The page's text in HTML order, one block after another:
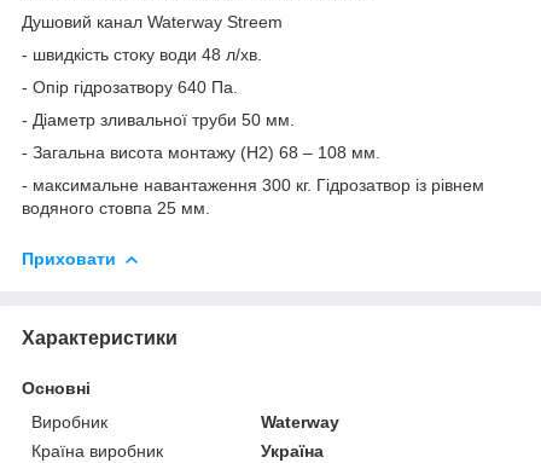
Душовий канал Waterway Streem
- швидкість стоку води 48 л/хв.
- Опір гідрозатвору 640 Па.
- Діаметр зливальної труби 50 мм.
- Загальна висота монтажу (H2) 68 – 108 мм.
- максимальне навантаження 300 кг. Гідрозатвор із рівнем
водяного стовпа 25 мм.
Приховати
Характеристики
Основні
Виробник
Waterway
Країна виробник
Україна